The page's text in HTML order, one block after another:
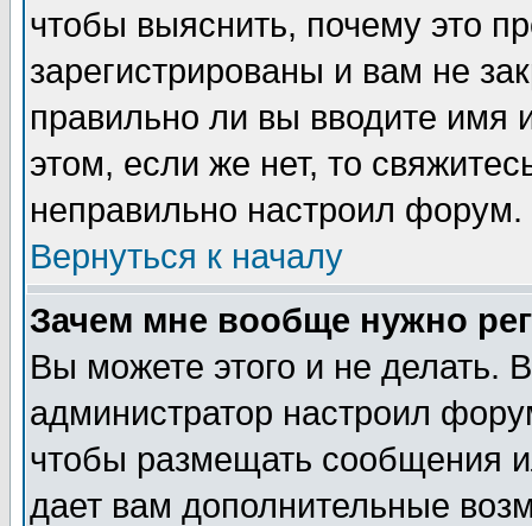
чтобы выяснить, почему это
зарегистрированы и вам не
правильно ли вы вводите
этом, если же нет, то
неправильно настроил форум.
Вернуться к началу
Зачем мне вообще нужно
Вы можете этого и не делать.
администратор настроил
чтобы размещать сообщения
дает вам дополнительные